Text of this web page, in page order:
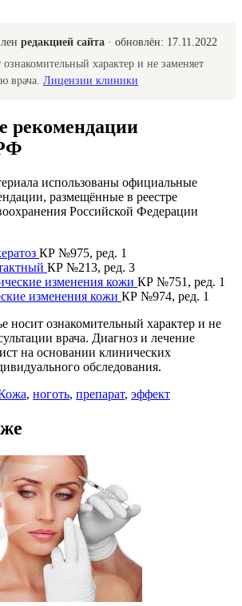
редакцией сайта · обновлён: 17.11.2022
характер и не заменяет
врача. Лицензии клиники
рекомендации
использованы официальные
размещённые в реестре
Российской Федерации
КР №975, ред. 1
КР №213, ред. 3
изменения кожи КР №751, ред. 1
изменения кожи КР №974, ред. 1
носит ознакомительный характер и не
врача. Диагноз и лечение
на основании клинических
обследования.
, ноготь, препарат, эффект